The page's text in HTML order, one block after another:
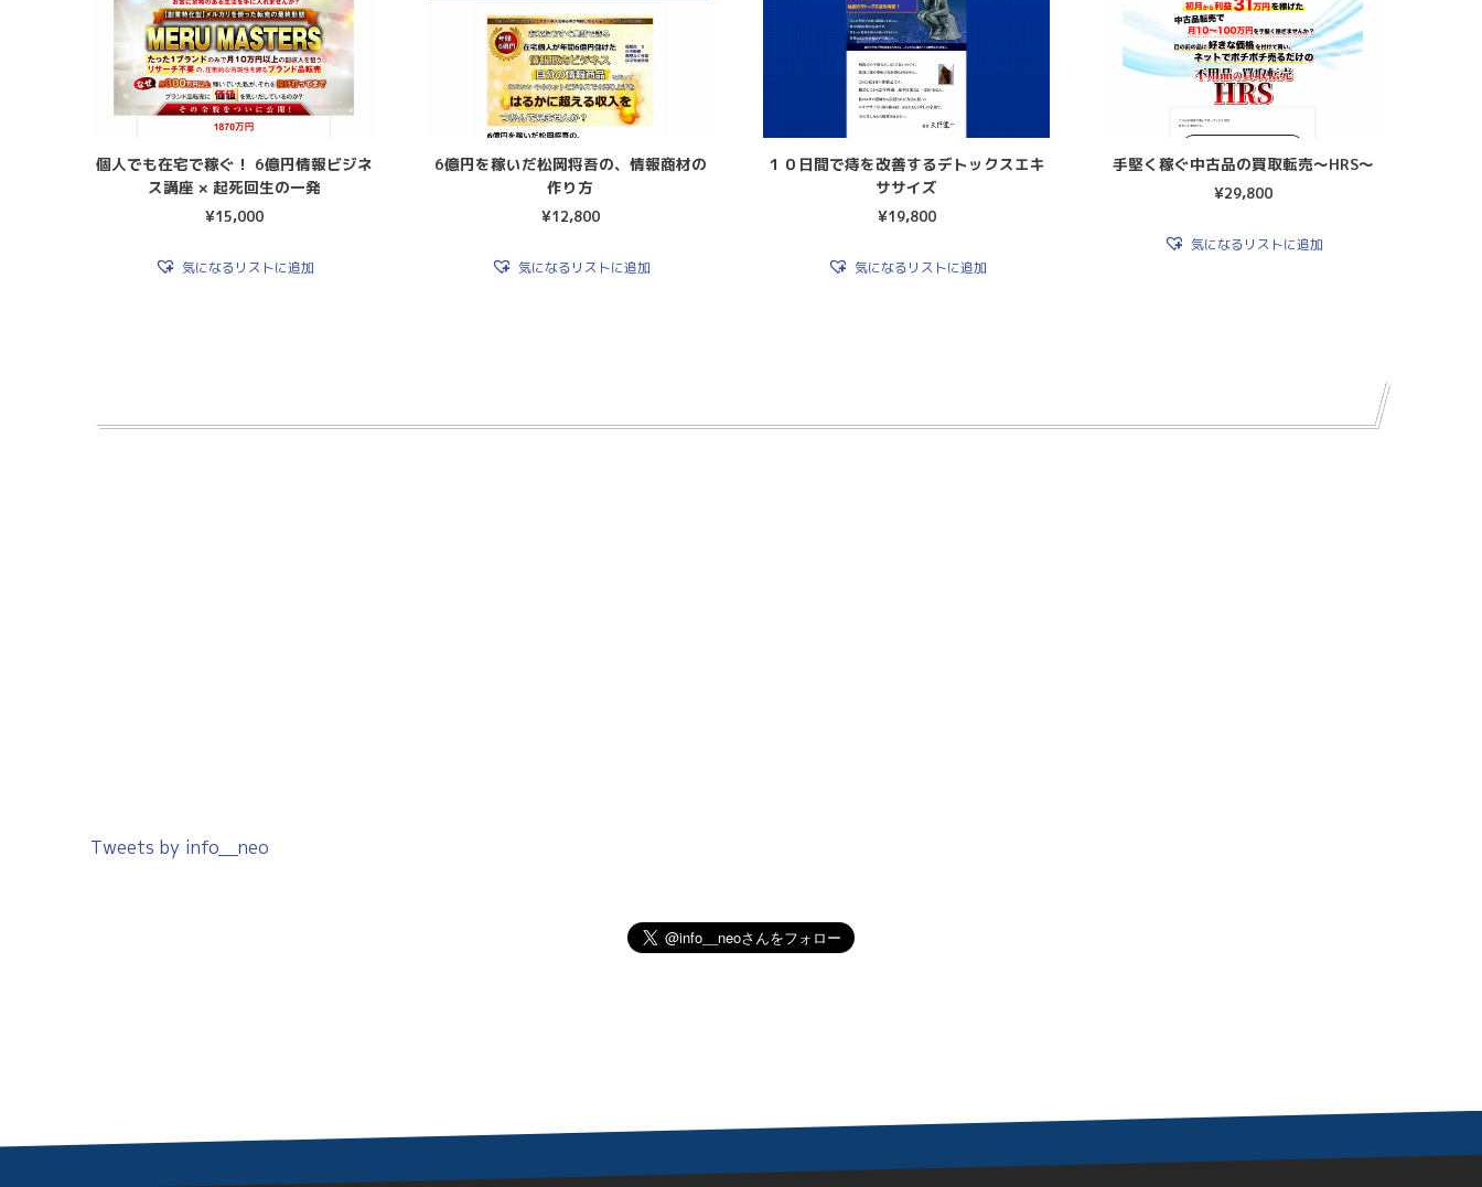
個人でも在宅で稼ぐ！ 6億円情報ビジネ
ス講座 × 起死回生の一発
¥15,000
気になるリストに追加
6億円を稼いだ松岡将吾の、情報商材の
作り方
¥12,800
気になるリストに追加
１０日間で痔を改善するデトックスエキ
ササイズ
¥19,800
気になるリストに追加
手堅く稼ぐ中古品の買取転売〜HRS〜
¥29,800
気になるリストに追加
Tweets by info__neo